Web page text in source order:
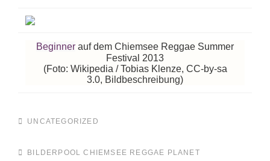
Beginner auf dem Chiemsee Reggae Summer
Festival 2013
(Foto: Wikipedia / Tobias Klenze, CC-by-sa
3.0, Bildbeschreibung)
CATEGORIES
UNCATEGORIZED
TAGS,
BILDERPOOL CHIEMSEE REGGAE PLANET